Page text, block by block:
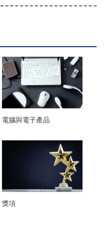
電腦與電子產品
獎項